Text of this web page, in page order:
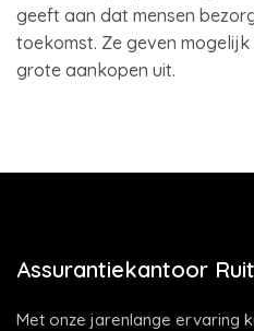
geeft aan dat mensen
toekomst. Ze geven
grote aankopen uit.
Assurantiekantoor
Met onze jarenlange ervaring